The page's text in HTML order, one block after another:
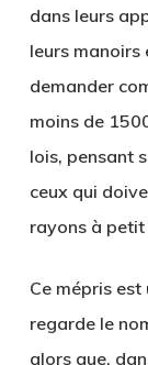
dans leurs
leurs manoirs
demander
moins de
lois, pensant
ceux qui
rayons à petit
Ce mépris
regarde le
alors que,